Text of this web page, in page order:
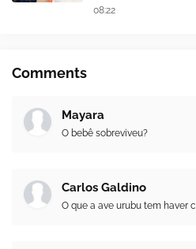
08:22
Comments
Mayara
O bebê sobreviveu?
Carlos Galdino
O que a ave urubu tem haver